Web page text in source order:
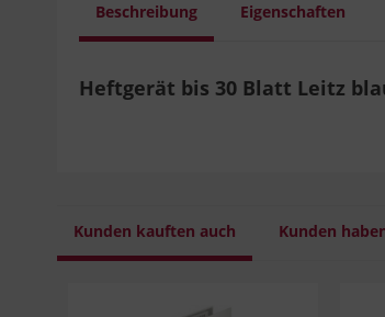
Beschreibung Eigenschaften
Heftgerät bis 30 Blatt Leitz
Kunden kauften auch Kunden